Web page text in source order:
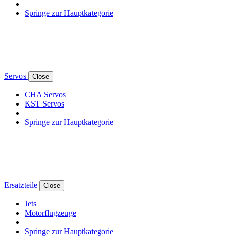
Springe zur Hauptkategorie
Servos Close
CHA Servos
KST Servos
Springe zur Hauptkategorie
Ersatzteile Close
Jets
Motorflugzeuge
Springe zur Hauptkategorie